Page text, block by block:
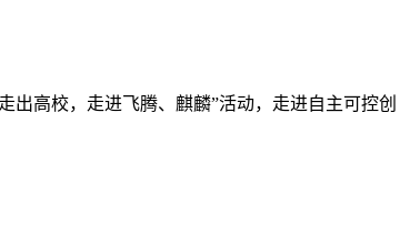
出高校，走进飞腾、麒麟”活动，走进自主可控创